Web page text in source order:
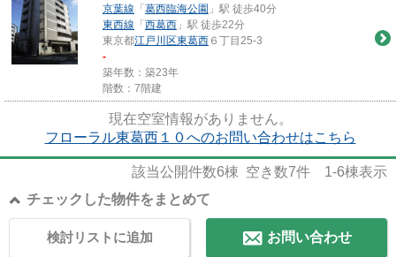
京葉線 「 葛西臨海公園 」駅 徒歩40分
東西線 「 西葛西 」駅 徒歩22分
東京都江戸川区東葛西 ６丁目25-3
-
築年数：築23年
階数：7階建
現在空室情報がありません。
フローラル東葛西１０へのお問い合わせはこちら
該当公開件数6棟 空き数7件 1-6棟表示
チェックした物件をまとめて
お問い合わせ
検討リストに追加